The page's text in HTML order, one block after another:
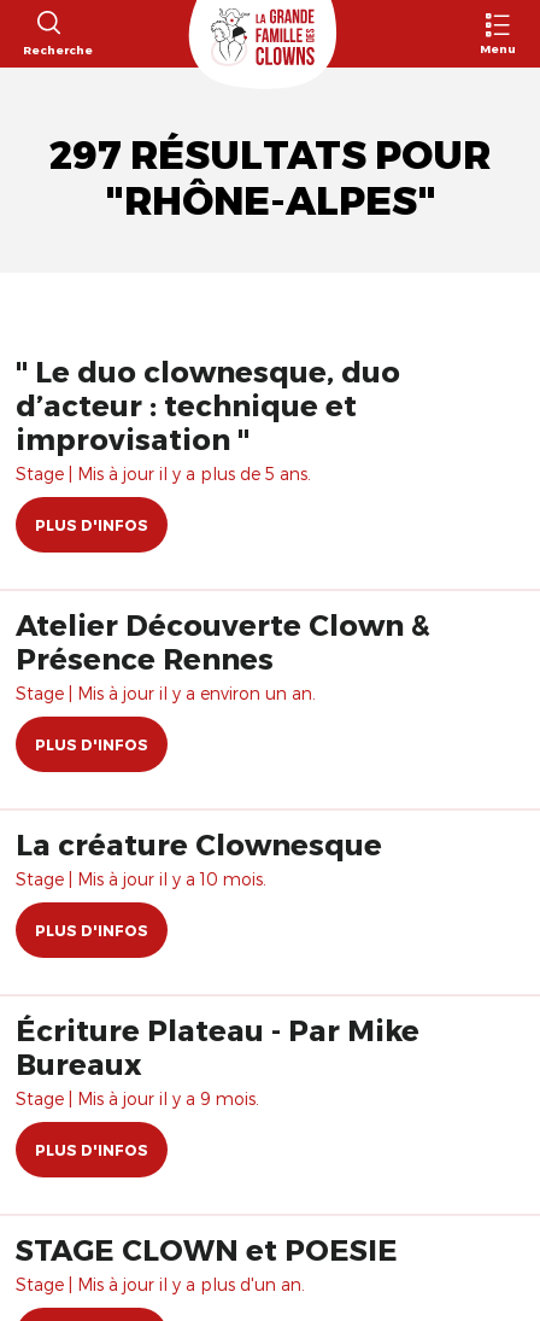
Recherche Menu
297 RÉSULTATS POUR
"RHÔNE-ALPES"
" Le duo clownesque, duo
d’acteur : technique et
improvisation "
Stage | Mis à jour il y a plus de 5 ans.
PLUS D'INFOS
Atelier Découverte Clown &
Présence Rennes
Stage | Mis à jour il y a environ un an.
PLUS D'INFOS
La créature Clownesque
Stage | Mis à jour il y a 10 mois.
PLUS D'INFOS
Écriture Plateau - Par Mike
Bureaux
Stage | Mis à jour il y a 9 mois.
PLUS D'INFOS
STAGE CLOWN et POESIE
Stage | Mis à jour il y a plus d'un an.